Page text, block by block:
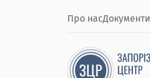
Про насДокументи